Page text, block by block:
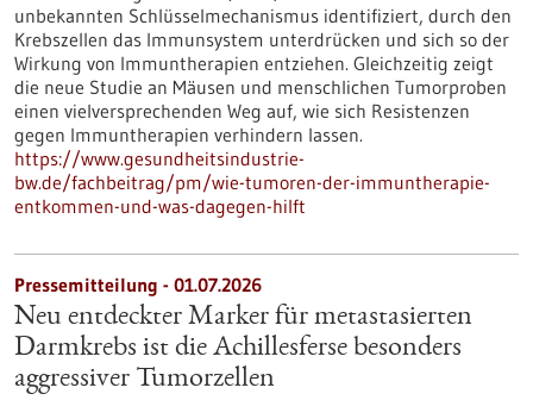
unbekannten Schlüsselmechanismus identifiziert, durch den
Krebszellen das Immunsystem unterdrücken und sich so der
Wirkung von Immuntherapien entziehen. Gleichzeitig zeigt
die neue Studie an Mäusen und menschlichen Tumorproben
einen vielversprechenden Weg auf, wie sich Resistenzen
gegen Immuntherapien verhindern lassen.
https://www.gesundheitsindustrie-
bw.de/fachbeitrag/pm/wie-tumoren-der-immuntherapie-
entkommen-und-was-dagegen-hilft
Pressemitteilung - 01.07.2026
Neu entdeckter Marker für metastasierten
Darmkrebs ist die Achillesferse besonders
aggressiver Tumorzellen